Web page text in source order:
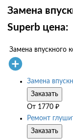
Замена
Superb цена:
Замена впускного
Замена
Заказать
От 1770 ₽
Ремонт
Заказать